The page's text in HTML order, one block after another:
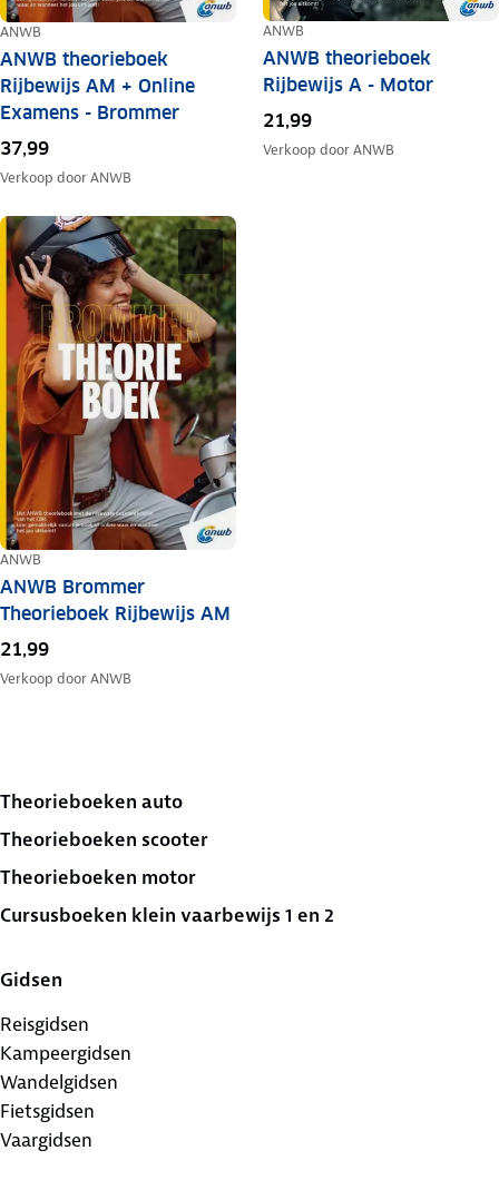
ANWB
ANWB theorieboek
Rijbewijs AM + Online
Examens - Brommer
37,99
Verkoop doorANWB
ANWB
ANWB theorieboek
Rijbewijs A - Motor
21,99
Verkoop doorANWB
ANWB
ANWB Brommer
Theorieboek Rijbewijs AM
21,99
Verkoop doorANWB
Theorieboeken auto
Theorieboeken scooter
Theorieboeken motor
Cursusboeken klein vaarbewijs 1 en 2
Gidsen
Reisgidsen
Kampeergidsen
Wandelgidsen
Fietsgidsen
Vaargidsen